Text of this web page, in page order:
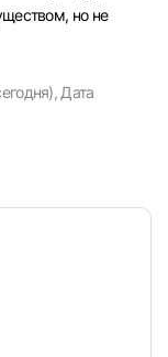
но не
Дата